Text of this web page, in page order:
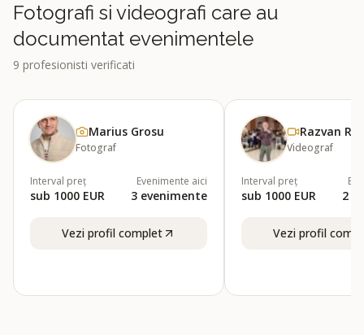
Fotografi si videografi care au
documentat evenimentele
9 profesionisti verificati
Marius Grosu
Fotograf
Interval preț
sub 1000 EUR
Evenimente aici
3 evenimente
Vezi profil complet
Razvan
Videograf
Interval preț
sub 1000 EUR 2
Vezi profil